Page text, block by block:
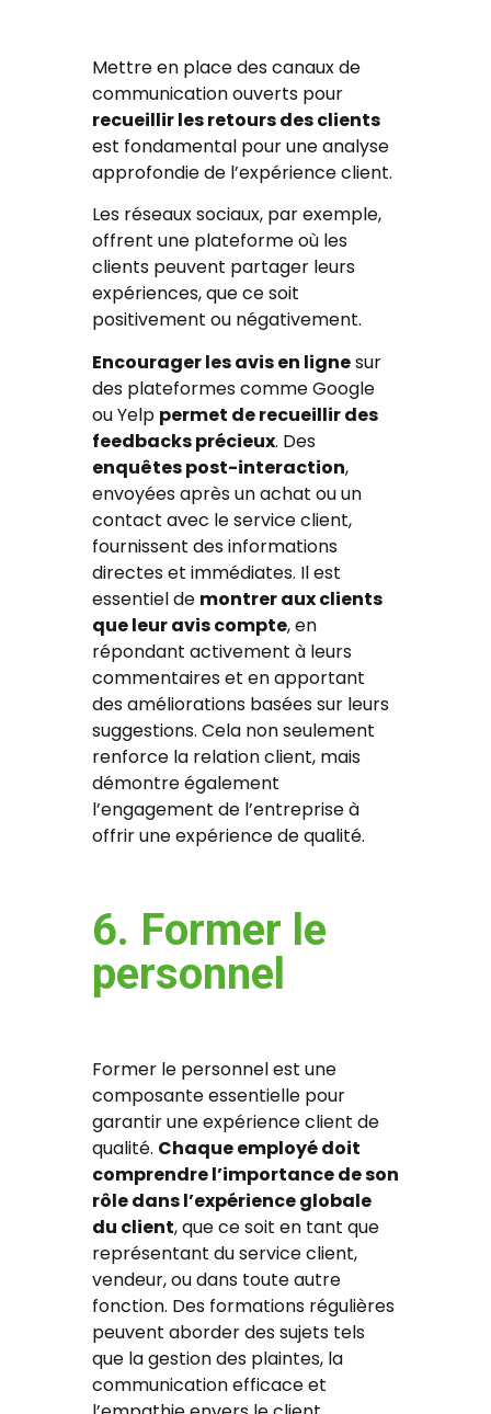
Mettre en place des canaux de
communication ouverts pour
recueillir les retours des clients
est fondamental pour une analyse
approfondie de l’expérience client.
Les réseaux sociaux, par exemple,
offrent une plateforme où les
clients peuvent partager leurs
expériences, que ce soit
positivement ou négativement.
Encourager les avis en lignesur
des plateformes comme Google
ou Yelp permet de recueillir des
feedbacks précieux. Des
enquêtes post-interaction,
envoyées après un achat ou un
contact avec le service client,
fournissent des informations
directes et immédiates. Il est
essentiel de montrer aux clients
que leur avis compte, en
répondant activement à leurs
commentaires et en apportant
des améliorations basées sur leurs
suggestions. Cela non seulement
renforce la relation client, mais
démontre également
l’engagement de l’entreprise à
offrir une expérience de qualité.
6. Former le
personnel
Former le personnel est une
composante essentielle pour
garantir une expérience client de
qualité. Chaque employé doit
comprendre l’importance de son
rôle dans l’expérience globale
du client, que ce soit en tant que
représentant du service client,
vendeur, ou dans toute autre
fonction. Des formations régulières
peuvent aborder des sujets tels
que la gestion des plaintes, la
communication efficace et